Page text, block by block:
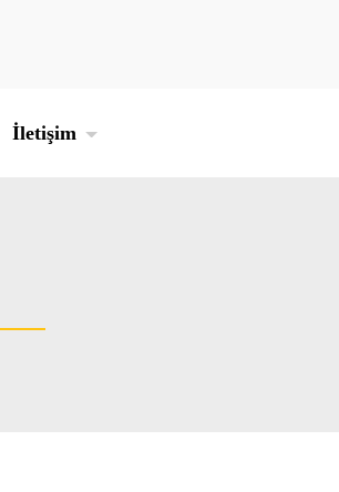
İletişim